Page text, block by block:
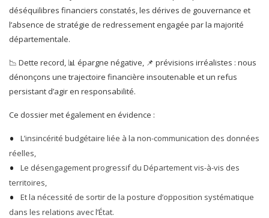
déséquilibres financiers constatés, les dérives de gouvernance et
l’absence de stratégie de redressement engagée par la majorité
départementale.
📉 Dette record, 📊 épargne négative, 📌 prévisions irréalistes : nous
dénonçons une trajectoire financière insoutenable et un refus
persistant d’agir en responsabilité.
Ce dossier met également en évidence :
L’insincérité budgétaire liée à la non-communication des données
réelles,
Le désengagement progressif du Département vis-à-vis des
territoires,
Et la nécessité de sortir de la posture d’opposition systématique
dans les relations avec l’État.